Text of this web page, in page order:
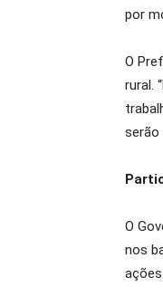
por
O
rural.
serão
O
nos